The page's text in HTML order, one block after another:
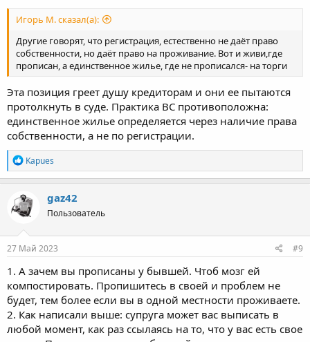
Игорь М. сказал(а):
Другие говорят, что регистрация, естественно не даёт право
собственности, но даёт право на проживание. Вот и живи,где
прописан, а единственное жилье, где не прописался- на торги
Эта позиция греет душу кредиторам и они ее пытаются
протолкнуть в суде. Практика ВС противоположна:
единственное жилье определяется через наличие права
собственности, а не по регистрации.
Р
е
а
к
ц
и
:
Kapues
gaz42
Пользователь
27 Май 2023 #9
1. А зачем вы прописаны у бывшей. Чтоб мозг ей
компостировать. Пропишитесь в своей и проблем не
будет, тем более если вы в одной местности проживаете.
2. Как написали выше: супруга может вас выписать в
любой момент, как раз ссылаясь на то, что у вас есть свое